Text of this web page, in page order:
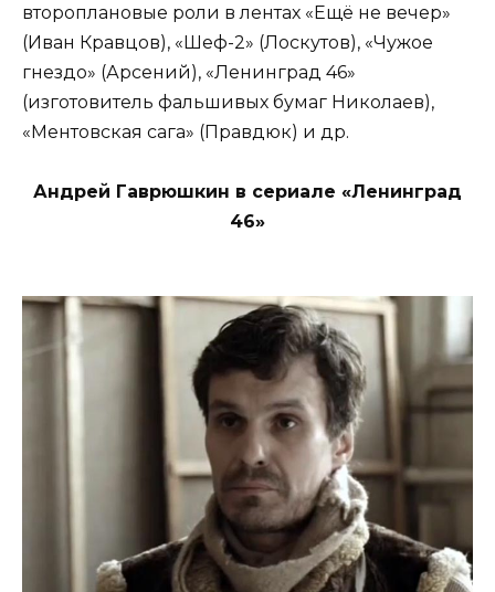
второплановые роли в лентах «Ещё не вечер»
(Иван Кравцов), «Шеф-2» (Лоскутов), «Чужое
гнездо» (Арсений), «Ленинград 46»
(изготовитель фальшивых бумаг Николаев),
«Ментовская сага» (Правдюк) и др.
Андрей Гаврюшкин в сериале «Ленинград
46»